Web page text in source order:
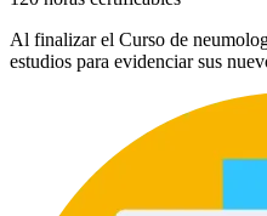
Al finalizar el Curso de
estudios para evidenciar sus